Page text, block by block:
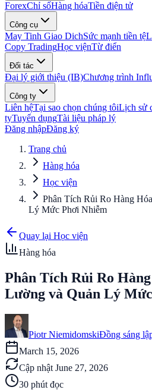
ForexChỉ sốHàng hóaTiền điện tử
Công cụ
May Tinh Giao DichSức mạnh tiền tệ
Copy TradingHọc việnTừ điển
Đối tác
Đại lý giới thiệu (IB)Chương trình
Công ty
Liên hệTại sao chọn chúng tôiLịch sử
tyTuyển dụngTài liệu pháp lý
Đăng nhậpĐăng ký
Trang chủ
Hàng hóa
Học viện
Phân Tích Rủi Ro Hàng
Lý Mức Phơi Nhiễm
Quay lại Học viện
Hàng hóa
Phân Tích Rủi Ro
Lường và Quản Lý
Piotr NiemidomskiĐồng sáng
March 15, 2026
Cập nhật June 27, 2026
30 phút đọc